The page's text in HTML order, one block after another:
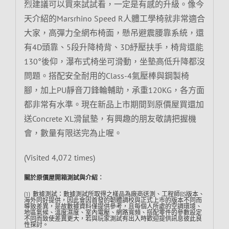
烈建議可以買來試試看，一定是有感的升級。像今
天介紹的Marsrhino Speed R人體工學椅就非常適合
大家，高彈力全網布椅面，懸吊避震腰靠系統，還
有4D頭靠、5段升降椅背、3D紓壓扶手，椅背還能
130°後仰，瀑布式椅坐可滑動，坐墊高低升降都沒
問題。搭配安全耐用的Class-4氣壓棒與鋼製椅
腳，加上PU靜音刀鋒輪輔助，承重120KG，各方面
都非常有水準。現在新品上市期間到原價屋買還加
送Concrete XL滑鼠墊，有興趣的朋友敬請把握機
會，數量有限送完為止喔。
(Visited 4,072 times)
關於原價屋開箱測試與介紹︰
(1) 數據測試：數據測試所取得之樣品為廠商送測、工程師ES版本、
海外同好提供，因此會因首發的韌體調校與正式上市的版本不同而
導致差異，是故數據資料僅提供參考，且每個人所處的空調環境、
地區氣候、溫度濕度、室內電壓、網路寬頻、搭配零件的參數設定
不同而致使差異更大，若與玩家測試有出入時歡迎提供訊息彼此良
性探討。